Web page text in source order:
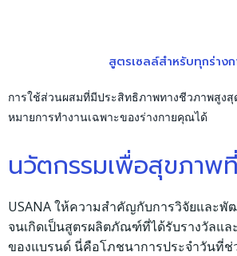
สูตรเซลล์สำหรับทุกร่าง
การใช้ส่วนผสมที่มีประสิทธิภาพทางชีวภาพสูงสุ
หมายการทำงานเฉพาะของร่างกายคุณได้
นวัตกรรมเพื่อสุขภาพ
USANA ให้ความสำคัญกับการวิจัยและพั
จนเกิดเป็นสูตรผลิตภัณฑ์ที่ได้รับรางวัลแล
ของแบรนด์ นี่คือโภชนาการประจำวันที่ช่